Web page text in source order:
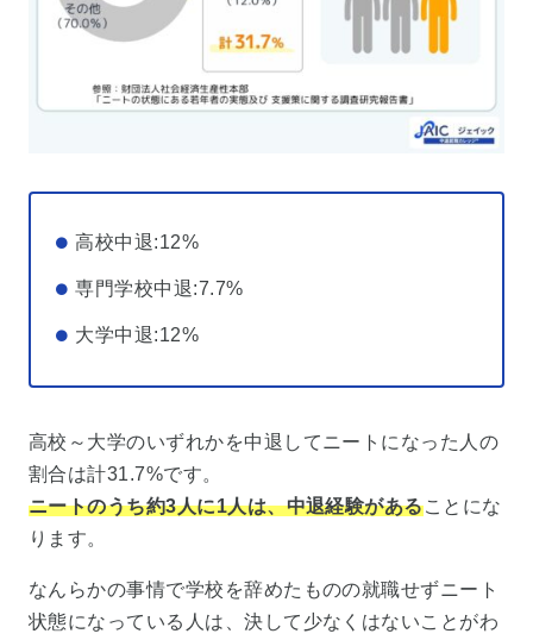
高校中退:12%
専門学校中退:7.7%
大学中退:12%
高校～大学のいずれかを中退してニートになった人の
割合は計31.7%です。
ニートのうち約3人に1人は、中退経験があることにな
ります。
なんらかの事情で学校を辞めたものの就職せずニート
状態になっている人は、決して少なくはないことがわ